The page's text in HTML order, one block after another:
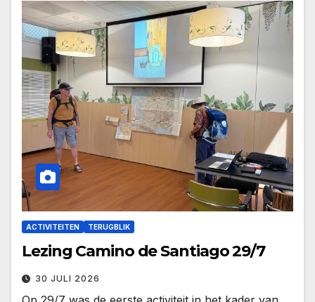
ACTIVITEITEN TERUGBLIK
Lezing Camino de Santiago 29/7
30 JULI 2026